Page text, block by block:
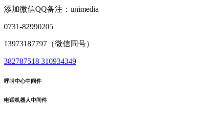
添加微信QQ备注：unimedia
0731-82990205
13973187797（微信同号）
382787518 310934349
呼叫中心中间件
电话机器人中间件